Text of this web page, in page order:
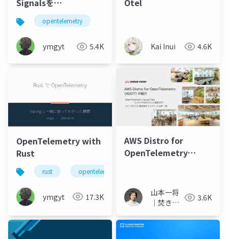
Signalsを
OpenTelemetry
Collectorを利用して
Grafana Cloudに送る
方法について
opentelemetry
ymgyt 5.4K
Otel
Kai Inui 4.6K
OpenTelemetry with
Rust
rust opentelemetry
ymgyt 17.3K
AWS Distro for
OpenTelemetry
山本一将
｜焚き火
エンジニ
3.6K